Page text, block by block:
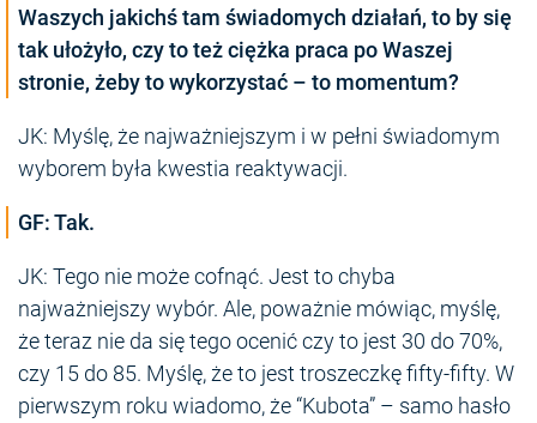
Waszych jakichś tam świadomych działań, to by się
tak ułożyło, czy to też ciężka praca po Waszej
stronie, żeby to wykorzystać – to momentum?
JK: Myślę, że najważniejszym i w pełni świadomym
wyborem była kwestia reaktywacji.
GF: Tak.
JK: Tego nie może cofnąć. Jest to chyba
najważniejszy wybór. Ale, poważnie mówiąc, myślę,
że teraz nie da się tego ocenić czy to jest 30 do 70%,
czy 15 do 85. Myślę, że to jest troszeczkę fifty-fifty. W
pierwszym roku wiadomo, że “Kubota” – samo hasło